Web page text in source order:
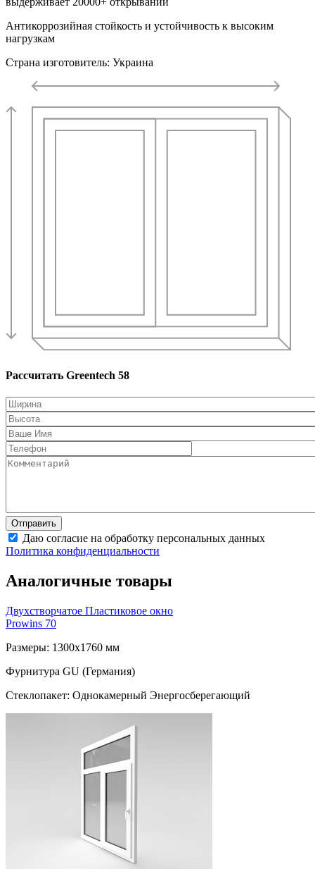
Антикоррозийная стойкость и устойчивость к высоким
нагрузкам
Страна изготовитель: Украина
Рассчитать Greentech 58
Даю согласие на обработку персональных данных
Политика конфиденциальности
Аналогичные товары
Двухстворчатое Пластиковое окно
Prowins 70
Размеры: 1300x1760 мм
Фурнитура GU (Германия)
Стеклопакет: Однокамерный Энергосберегающий